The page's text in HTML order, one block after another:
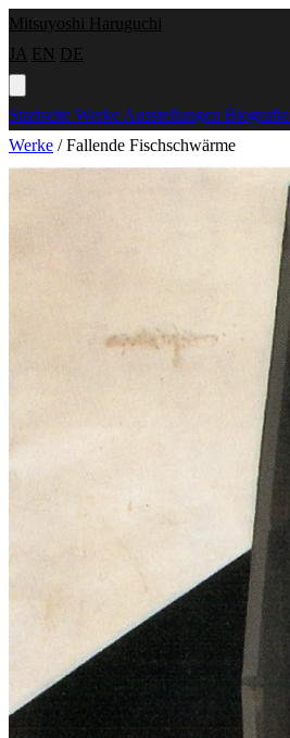
Mitsuyoshi Haruguchi
JA EN DE
Startseite Werke Ausstellungen Biografie
Werke / Fallende Fischschwärme